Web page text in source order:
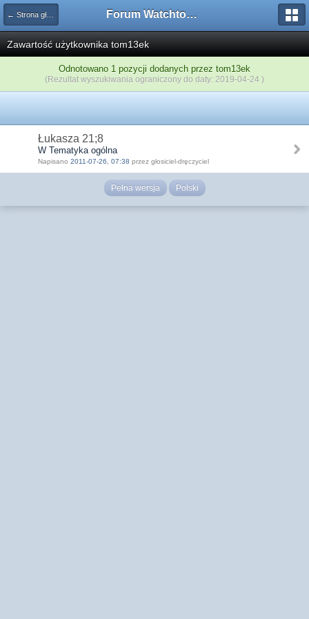
← Strona główna Forum Watchtower
Zawartość użytkownika tom13ek
Odnotowano 1 pozycji dodanych przez tom13ek
(Rezultat wyszukiwania ograniczony do daty: 2019-04-24 )
Łukasza 21;8
W Tematyka ogólna
Napisano 2011-07-26, 07:38 przez głosiciel-dręczyciel
Pełna wersja Polski